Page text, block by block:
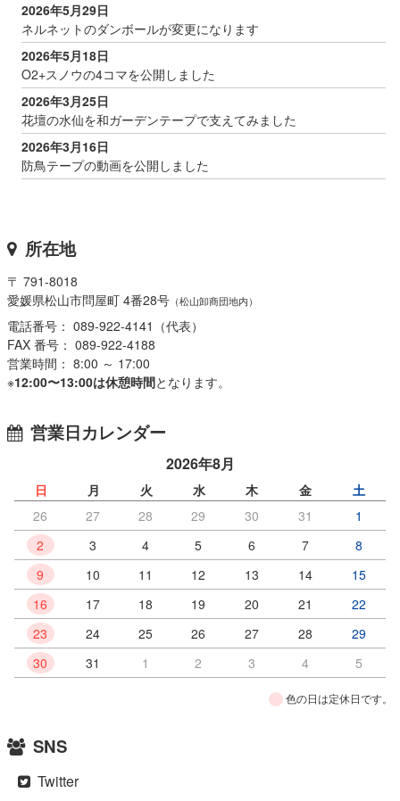
2026年5月29日
ネルネットのダンボールが変更になります
2026年5月18日
O2+スノウの4コマを公開しました
2026年3月25日
花壇の水仙を和ガーデンテープで支えてみました
2026年3月16日
防鳥テープの動画を公開しました
所在地
〒 791-8018
愛媛県松山市問屋町 4番28号 （松山卸商団地内）
電話番号： 089-922-4141（代表）
FAX 番号： 089-922-4188
営業時間： 8:00 ～ 17:00
※12:00〜13:00は休憩時間となります。
営業日カレンダー
2026年8月
日 月 火 水 木 金
土
26
27 28 29 30 31
1
2
3 4 5 6 7
8
9
10 11 12 13 14
15
16
17 18 19 20 21
22
23
24 25 26 27 28
29
30
31 1 2 3 4 5
色の日は定休日です。
SNS
Twitter